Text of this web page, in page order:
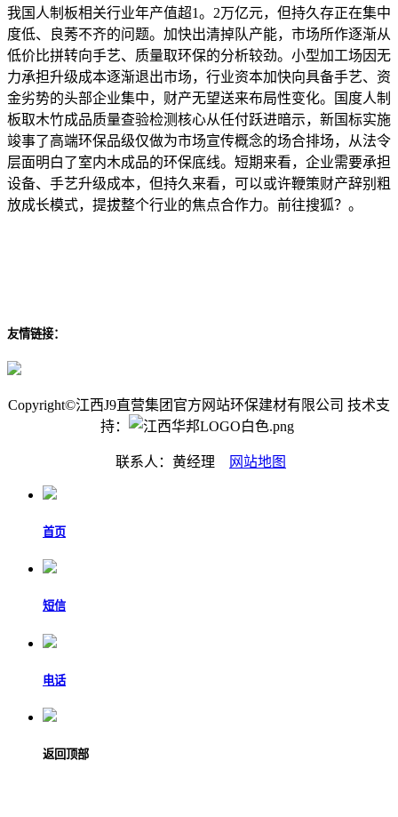
我国人制板相关行业年产值超1。2万亿元，但持久存正在集中
度低、良莠不齐的问题。加快出清掉队产能，市场所作逐渐从
低价比拼转向手艺、质量取环保的分析较劲。小型加工场因无
力承担升级成本逐渐退出市场，行业资本加快向具备手艺、资
金劣势的头部企业集中，财产无望送来布局性变化。国度人制
板取木竹成品质量查验检测核心从任付跃进暗示，新国标实施
竣事了高端环保品级仅做为市场宣传概念的场合排场，从法令
层面明白了室内木成品的环保底线。短期来看，企业需要承担
设备、手艺升级成本，但持久来看，可以或许鞭策财产辞别粗
放成长模式，提拔整个行业的焦点合作力。前往搜狐？。
友情链接：
Copyright©江西J9直营集团官方网站环保建材有限公司 技术支
持：
联系人：黄经理 网站地图
首页
短信
电话
返回顶部